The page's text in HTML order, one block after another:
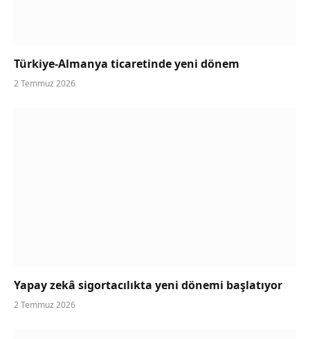
Türkiye-Almanya ticaretinde yeni dönem
2 Temmuz 2026
Yapay zekâ sigortacılıkta yeni dönemi başlatıyor
2 Temmuz 2026